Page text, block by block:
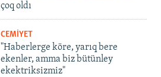
çoq oldı
CEMİYET
"Haberlerge köre, yarıq bere
ekenler, amma biz bütünley
ekektriksizmiz"